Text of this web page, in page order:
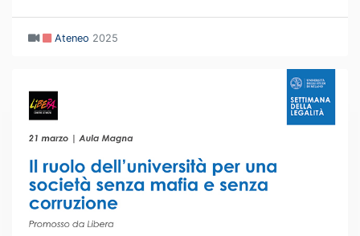
Ateneo 2025